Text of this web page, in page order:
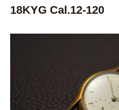
18KYG Cal.12-120